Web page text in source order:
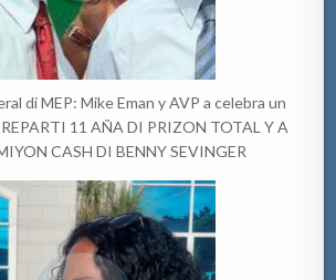
di MEP: Mike Eman y AVP a celebra un
11 AÑA DI PRIZON TOTAL Y A
CASH DI BENNY SEVINGER